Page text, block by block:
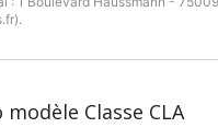
Classe CLA